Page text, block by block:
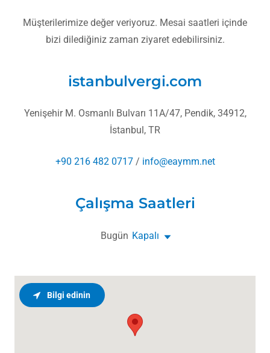
Müşterilerimize değer veriyoruz. Mesai saatleri içinde
bizi dilediğiniz zaman ziyaret edebilirsiniz.
istanbulvergi.com
Yenişehir M. Osmanlı Bulvarı 11A/47, Pendik, 34912,
İstanbul, TR
+90 216 482 0717/ info@eaymm.net
Çalışma Saatleri
Bugün Kapalı
Bilgi edinin